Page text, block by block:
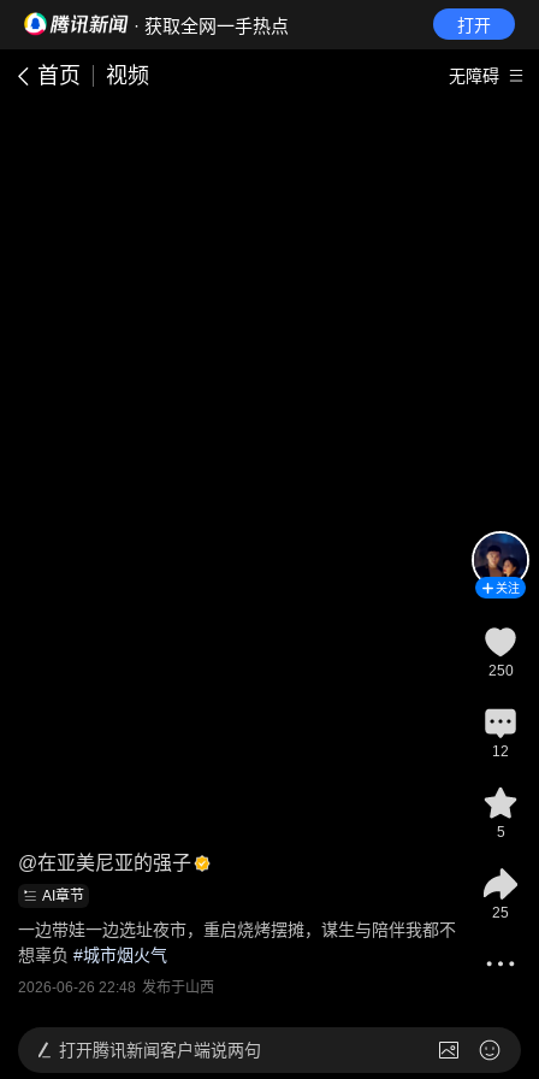
· 获取全网一手热点 打开
首页 视频 无障碍
@在亚美尼亚的强子
AI章节
一边带娃一边选址夜市，重启烧烤摆摊，谋生与陪伴我都不
想辜负 #城市烟火气
2026-06-26 22:48 发布于山西
关注
250
12
5
25
打开腾讯新闻客户端说两句